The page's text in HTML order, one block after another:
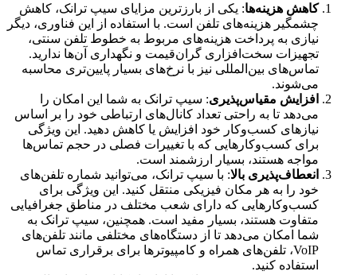
کاهش هزینه‌ها: یکی از بارزترین مزایای سیپ ترانک، کاهش
چشمگیر هزینه‌های تلفن است. با استفاده از این فناوری، دیگر
نیازی به پرداخت هزینه‌های مربوط به خطوط تلفن سنتی،
تجهیزات سخت‌افزاری گران‌قیمت و نگهداری آن‌ها ندارید.
تماس‌های بین‌المللی نیز با نرخ‌های بسیار پایین‌تری محاسبه
می‌شوند.
افزایش مقیاس‌پذیری: سیپ ترانک به شما این امکان را
می‌دهد تا به راحتی تعداد کانال‌های ارتباطی خود را بر اساس
نیازهای کسب‌وکار خود افزایش یا کاهش دهید. این ویژگی
برای کسب‌وکارهایی که با تغییرات فصلی در حجم تماس‌ها
مواجه هستند، بسیار ارزشمند است.
انعطاف‌پذیری بالا: با سیپ ترانک، می‌توانید شماره تلفن‌های
خود را به هر مکان فیزیکی منتقل کنید. این ویژگی برای
کسب‌وکارهایی که دارای شعب مختلف در مناطق جغرافیایی
متفاوت هستند، بسیار مفید است. همچنین، سیپ ترانک به
شما امکان می‌دهد تا از دستگاه‌های مختلفی مانند تلفن‌های
VoIP، تلفن‌های همراه و کامپیوترها برای برقراری تماس
استفاده کنید.